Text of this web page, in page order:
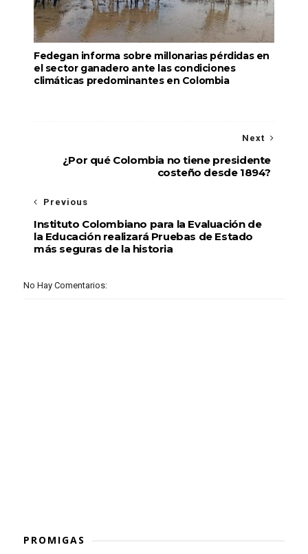
Fedegan informa sobre millonarias pérdidas en
el sector ganadero ante las condiciones
climáticas predominantes en Colombia
Next
¿Por qué Colombia no tiene presidente
costeño desde 1894?
Previous
Instituto Colombiano para la Evaluación de
la Educación realizará Pruebas de Estado
más seguras de la historia
No Hay Comentarios:
PROMIGAS